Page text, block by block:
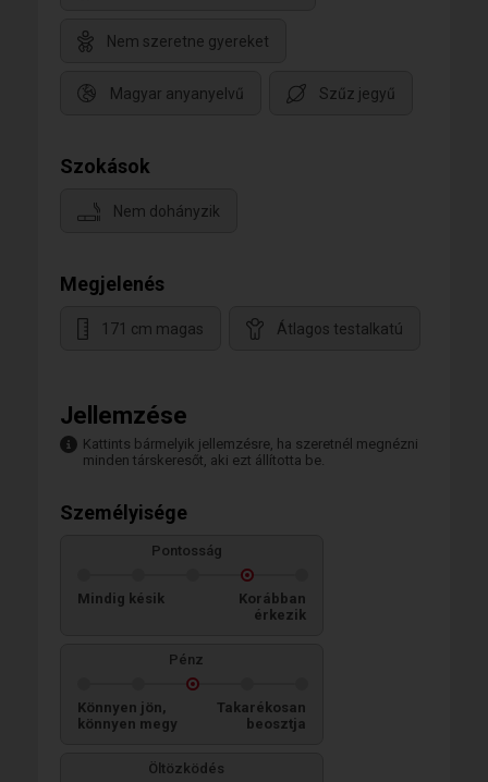
Nem szeretne gyereket
Magyar anyanyelvű Szűz jegyű
Szokások
Nem dohányzik
Megjelenés
171 cm magas Átlagos testalkatú
Jellemzése
Kattints bármelyik jellemzésre, ha szeretnél megnézni
minden társkeresőt, aki ezt állította be.
Személyisége
Pontosság
Mindig késik
Korábban
érkezik
Pénz
Könnyen jön,
könnyen megy
Takarékosan
beosztja
Öltözködés